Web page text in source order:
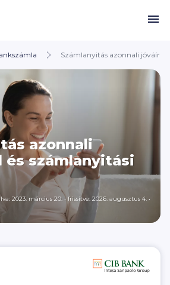
Számlanyitás azonnali
azonnali
és számlanyitási
2023. március 20. •frissítve: 2026. augusztus 4. •